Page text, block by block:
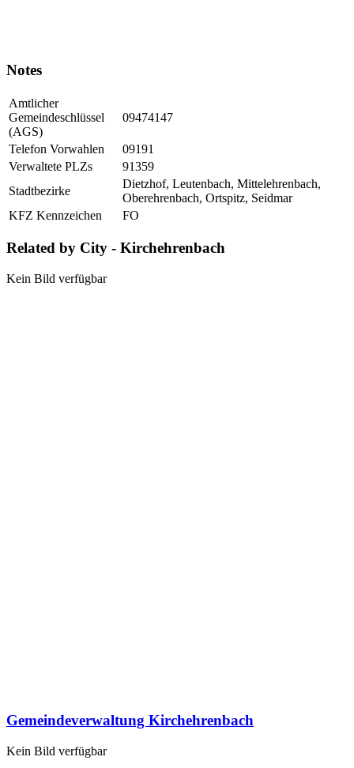
Notes
Amtlicher
Gemeindeschlüssel
(AGS)
09474147
Telefon Vorwahlen
09191
Verwaltete PLZs
91359
Stadtbezirke
Dietzhof, Leutenbach, Mittelehrenbach,
Oberehrenbach, Ortspitz, Seidmar
KFZ Kennzeichen
FO
Related by City - Kirchehrenbach
Kein Bild verfügbar
Gemeindeverwaltung Kirchehrenbach
Kein Bild verfügbar